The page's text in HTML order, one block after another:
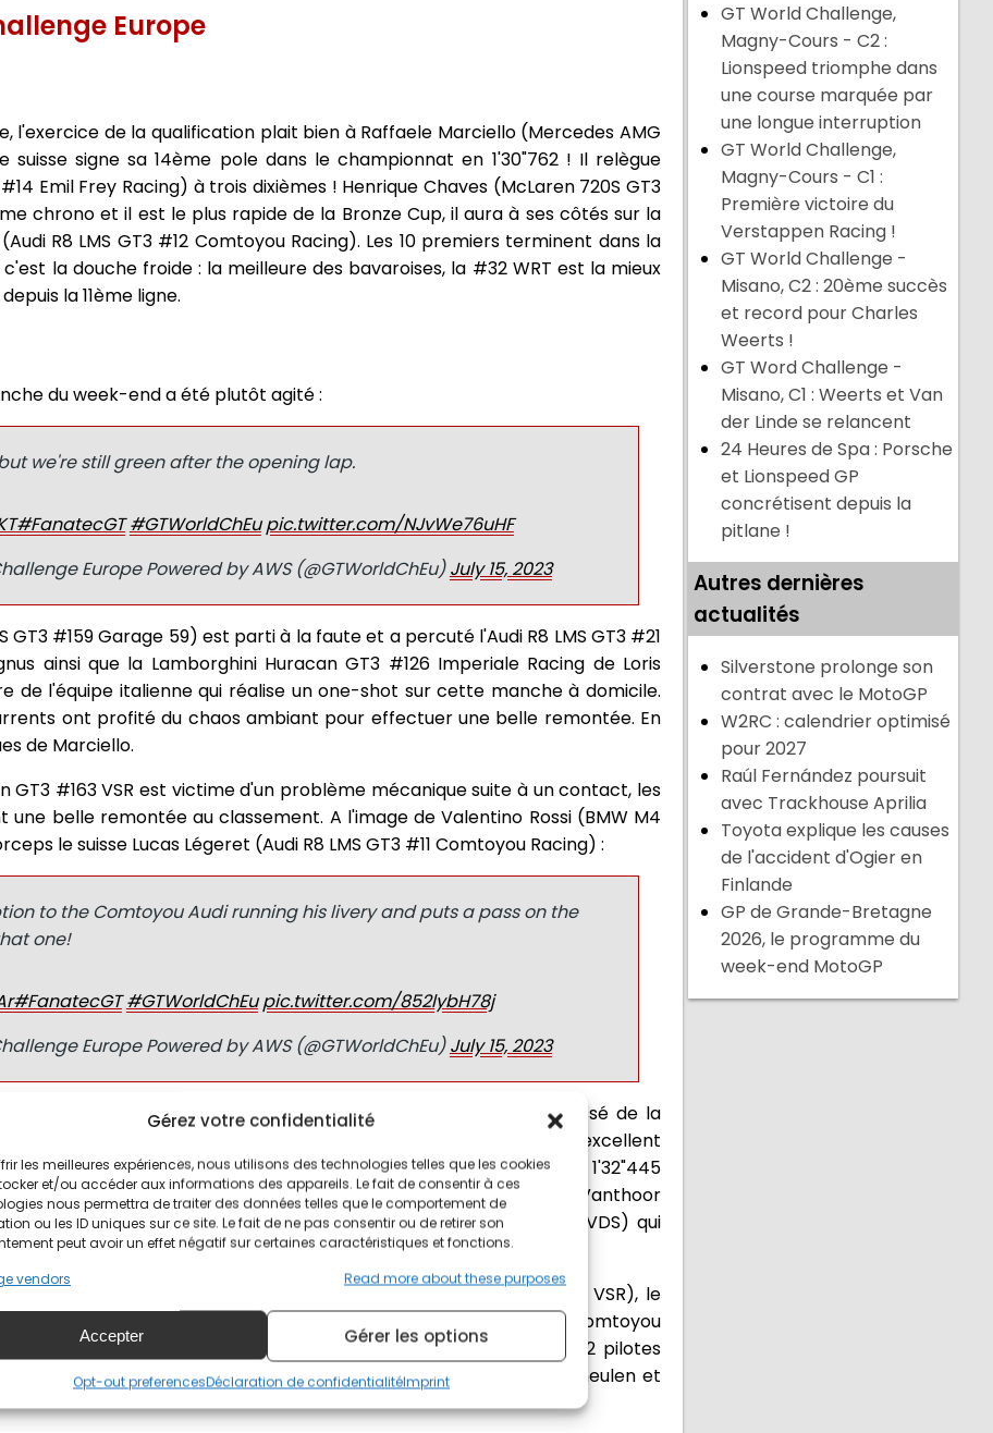
Gérez votre confidentialité
les meilleures expériences, nous utilisons des technologies telles que les cookies
et/ou accéder aux informations des appareils. Le fait de consentir à ces
nous permettra de traiter des données telles que le comportement de
ou les ID uniques sur ce site. Le fait de ne pas consentir ou de retirer son
peut avoir un effet négatif sur certaines caractéristiques et fonctions.
vendors
Read more about these purposes
Accepter Gérer les options
Opt-out preferencesDéclaration de confidentialitéImprint
Europe
l'exercice de la qualification plait bien à Raffaele Marciello (Mercedes AMG
suisse signe sa 14ème pole dans le championnat en 1'30"762 ! Il relègue
Emil Frey Racing) à trois dixièmes ! Henrique Chaves (McLaren 720S GT3
chrono et il est le plus rapide de la Bronze Cup, il aura à ses côtés sur la
R8 LMS GT3 #12 Comtoyou Racing). Les 10 premiers terminent dans la
la douche froide : la meilleure des bavaroises, la #32 WRT est la mieux
la 11ème ligne.
du week-end a été plutôt agité :
we're still green after the opening lap.
#FanatecGT #GTWorldChEu pic.twitter.com/NJvWe76uHF
Europe Powered by AWS (@GTWorldChEu)July 15, 2023
GT3 #159 Garage 59) est parti à la faute et a percuté l'Audi R8 LMS GT3 #21
ainsi que la Lamborghini Huracan GT3 #126 Imperiale Racing de Loris
de l'équipe italienne qui réalise un one-shot sur cette manche à domicile.
ont profité du chaos ambiant pour effectuer une belle remontée. En
de Marciello.
GT3 #163 VSR est victime d'un problème mécanique suite à un contact, les
une belle remontée au classement. A l'image de Valentino Rossi (BMW M4
le suisse Lucas Légeret (Audi R8 LMS GT3 #11 Comtoyou Racing) :
to the Comtoyou Audi running his livery and puts a pass on the
one!
#FanatecGT #GTWorldChEu pic.twitter.com/852lybH78j
Europe Powered by AWS (@GTWorldChEu)July 15, 2023
Patrese (Audi R8 LMS GT3 #99 Tresor Attempto Racing) est passé de la
des changements de pilote est ouverte et WRT réalise un excellent
de la #32 et signe directement le meilleur tour en course en 1'32"445
dans le top 10 au volant de la #46. A 20 minutes de l'arrivée, Vanthoor
l'italien Alberto di Folco (Audi R8 LMS GT3 #9 Boutsen VDS) qui
contrôle la course.
Martin attaque Jordan Pepper (Lamborghini Huracan GT3 #60 VSR), le
à son tour par Christopher Haase (Audi R8 LMS GT3 #11 Comtoyou
l'avantage mais on a assisté à une superbe bagarre entre 2 pilotes
minutes de course, Vanthoor passe coup sur coup Thierry Vermeulen et
GT World Challenge,
Magny-Cours - C2 :
Lionspeed triomphe dans
une course marquée par
une longue interruption
GT World Challenge,
Magny-Cours - C1 :
Première victoire du
Verstappen Racing !
GT World Challenge -
Misano, C2 : 20ème succès
et record pour Charles
Weerts !
GT Word Challenge -
Misano, C1 : Weerts et Van
der Linde se relancent
24 Heures de Spa : Porsche
et Lionspeed GP
concrétisent depuis la
pitlane !
Autres dernières
actualités
Silverstone prolonge son
contrat avec le MotoGP
W2RC : calendrier optimisé
pour 2027
Raúl Fernández poursuit
avec Trackhouse Aprilia
Toyota explique les causes
de l'accident d'Ogier en
Finlande
GP de Grande-Bretagne
2026, le programme du
week-end MotoGP